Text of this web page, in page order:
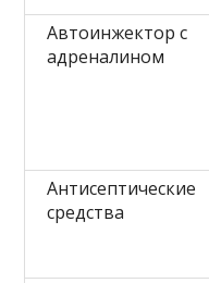
Автоинжектор с
адреналином
Антисептические
средства